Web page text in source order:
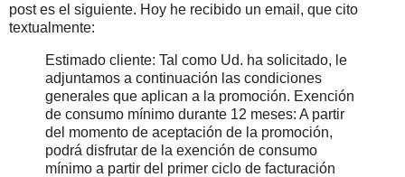
post es el siguiente. Hoy he recibido un email, que cito
textualmente:
Estimado cliente: Tal como Ud. ha solicitado, le
adjuntamos a continuación las condiciones
generales que aplican a la promoción. Exención
de consumo mínimo durante 12 meses: A partir
del momento de aceptación de la promoción,
podrá disfrutar de la exención de consumo
mínimo a partir del primer ciclo de facturación